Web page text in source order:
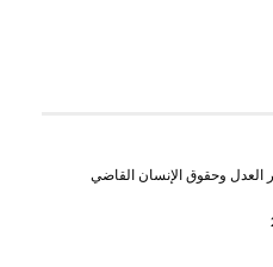
العدل وحقوق الإنسان القاضي